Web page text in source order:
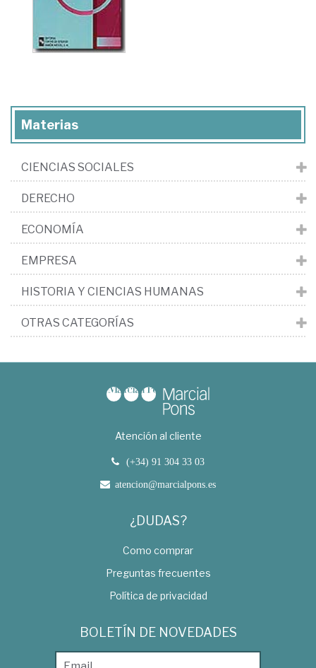
Materias
CIENCIAS SOCIALES
DERECHO
ECONOMÍA
EMPRESA
HISTORIA Y CIENCIAS HUMANAS
OTRAS CATEGORÍAS
Atención al cliente
(+34) 91 304 33 03
atencion@marcialpons.es
¿DUDAS?
Como comprar
Preguntas frecuentes
Política de privacidad
BOLETÍN DE NOVEDADES